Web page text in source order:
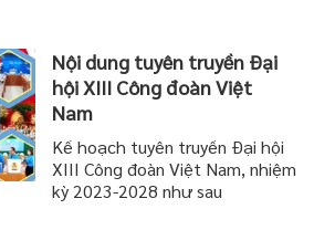
Nội dung tuyên truyền Đại
hội XIII Công đoàn Việt
Nam
Kế hoạch tuyên truyền Đại hội
XIII Công đoàn Việt Nam, nhiệm
kỳ 2023-2028 như sau